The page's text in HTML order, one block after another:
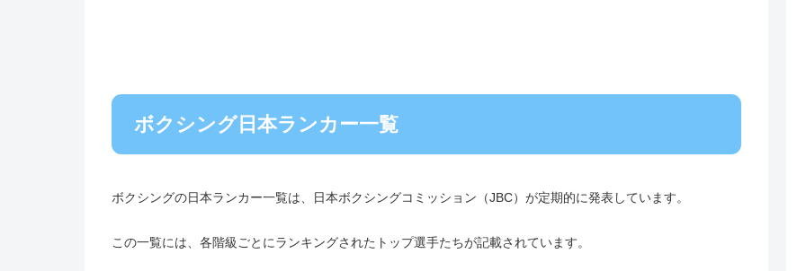
ボクシング日本ランカー一覧
ボクシングの日本ランカー一覧は、日本ボクシングコミッション（JBC）が定期的に発表しています。
この一覧には、各階級ごとにランキングされたトップ選手たちが記載されています。